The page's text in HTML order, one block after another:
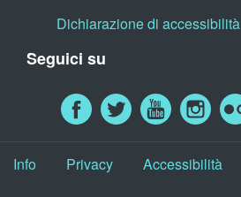
Dichiarazione di accessibilità
Seguici su
Info Privacy Accessibilità